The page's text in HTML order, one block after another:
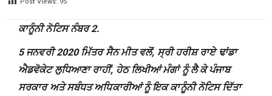
ਕਾਨੂੰਨੀ ਨੋਟਿਸ ਨੰਬਰ2.
5ਜਨਵਰੀ2020 ਮਿੱਤਰ ਸੈਨ ਮੀਤ ਵਲੋਂ, ਸ੍ਰੀ ਹਰੀਸ਼ ਰਾਏ ਢਾਂਡਾ
ਐਡਵੋਕੇਟ ਲੁਧਿਆਣਾ ਰਾਹੀਂ, ਹੇਠ ਲਿਖੀਆਂ ਮੰਗਾਂ ਨੂੰ ਲੈ ਕੇ ਪੰਜਾਬ
ਸਰਕਾਰ ਅਤੇ ਸਬੰਧਤ ਅਧਿਕਾਰੀਆਂ ਨੂੰ ਇਕ ਕਾਨੂੰਨੀ ਨੋਟਿਸ ਦਿੱਤਾ